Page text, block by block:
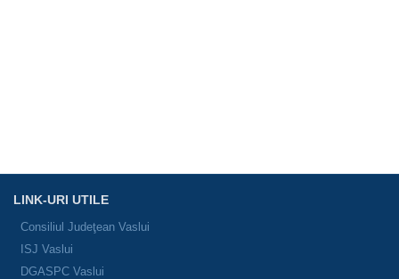
LINK-URI UTILE
Consiliul Judeţean Vaslui
ISJ Vaslui
DGASPC Vaslui